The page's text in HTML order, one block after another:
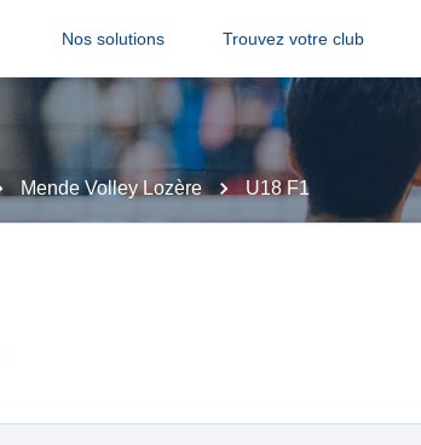
Nos solutions Trouvez votre club
Mende Volley Lozère U18 F1